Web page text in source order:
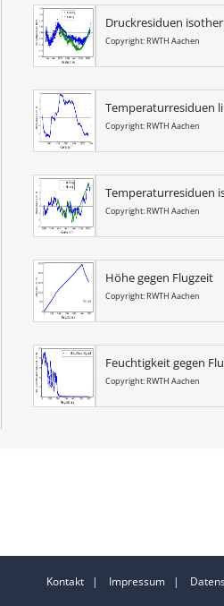
Druckresiduen
Copyright: RWTH Aachen
Temperaturresiduen
Copyright: RWTH Aachen
Temperaturresiduen
Copyright: RWTH Aachen
Höhe gegen Flugzeit
Copyright: RWTH Aachen
Feuchtigkeit gegen
Copyright: RWTH Aachen
Kontakt | Impressum |